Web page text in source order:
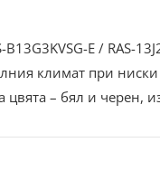
E /
климат при
цвята – бял и